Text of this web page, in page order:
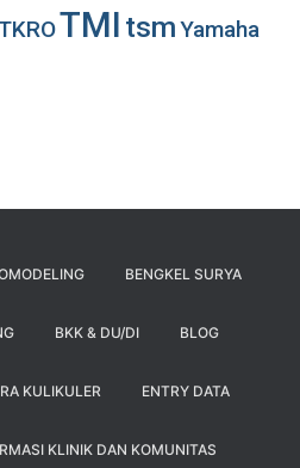
TKROTMI tsmYamaha
BENGKEL SURYA
BKK & DU/DI BLOG
KULIKULER ENTRY DATA
KLINIK DAN KOMUNITAS